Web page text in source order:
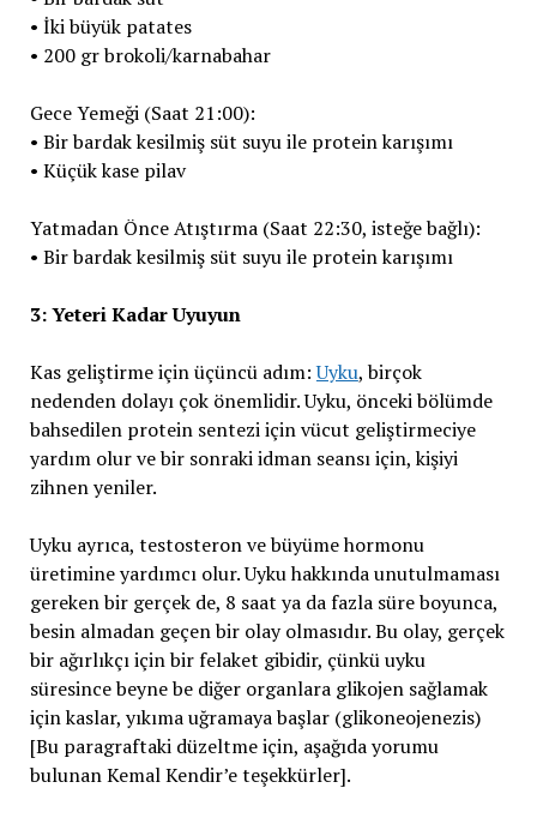
• İki büyük patates
• 200 gr brokoli/karnabahar
Gece Yemeği (Saat 21:00):
• Bir bardak kesilmiş süt suyu ile protein karışımı
• Küçük kase pilav
Yatmadan Önce Atıştırma (Saat 22:30, isteğe bağlı):
• Bir bardak kesilmiş süt suyu ile protein karışımı
3: Yeteri Kadar Uyuyun
Kas geliştirme için üçüncü adım:Uyku, birçok
nedenden dolayı çok önemlidir. Uyku, önceki bölümde
bahsedilen protein sentezi için vücut geliştirmeciye
yardım olur ve bir sonraki idman seansı için, kişiyi
zihnen yeniler.
Uyku ayrıca, testosteron ve büyüme hormonu
üretimine yardımcı olur. Uyku hakkında unutulmaması
gereken bir gerçek de, 8 saat ya da fazla süre boyunca,
besin almadan geçen bir olay olmasıdır. Bu olay, gerçek
bir ağırlıkçı için bir felaket gibidir, çünkü uyku
süresince beyne be diğer organlara glikojen sağlamak
için kaslar, yıkıma uğramaya başlar (glikoneojenezis)
[Bu paragraftaki düzeltme için, aşağıda yorumu
bulunan Kemal Kendir’e teşekkürler].